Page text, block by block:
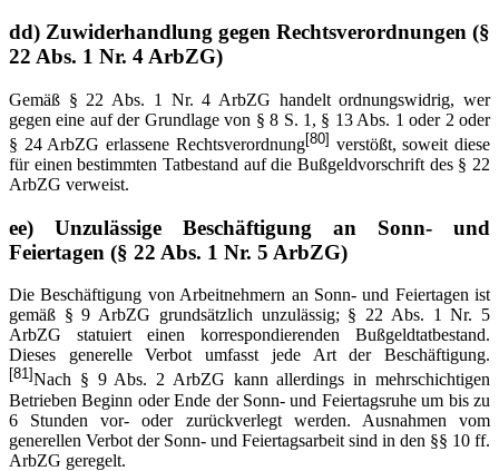
dd) Zuwiderhandlung gegen Rechtsverordnungen (§
22 Abs. 1 Nr. 4 ArbZG)
Gemäß § 22 Abs. 1 Nr. 4 ArbZG handelt ordnungswidrig, wer
gegen eine auf der Grundlage von § 8 S. 1, § 13 Abs. 1 oder 2 oder
§ 24 ArbZG erlassene Rechtsverordnung[80] verstößt, soweit diese
für einen bestimmten Tatbestand auf die Bußgeldvorschrift des § 22
ArbZG verweist.
ee) Unzulässige Beschäftigung an Sonn- und
Feiertagen (§ 22 Abs. 1 Nr. 5 ArbZG)
Die Beschäftigung von Arbeitnehmern an Sonn- und Feiertagen ist
gemäß § 9 ArbZG grundsätzlich unzulässig; § 22 Abs. 1 Nr. 5
ArbZG statuiert einen korrespondierenden Bußgeldtatbestand.
Dieses generelle Verbot umfasst jede Art der Beschäftigung.
[81]Nach § 9 Abs. 2 ArbZG kann allerdings in mehrschichtigen
Betrieben Beginn oder Ende der Sonn- und Feiertagsruhe um bis zu
6 Stunden vor- oder zurückverlegt werden. Ausnahmen vom
generellen Verbot der Sonn- und Feiertagsarbeit sind in den §§ 10 ff.
ArbZG geregelt.